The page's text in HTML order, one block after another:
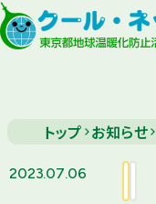
トップ お知らせ
2023.07.06